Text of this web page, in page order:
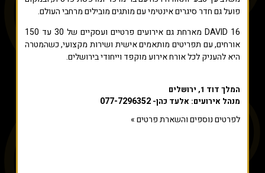
פועל גם חדר סיגרים אינטימי עם מותגים מובילים מרחבי העולם.
DAVID 16 מארחת גם אירועים פרטיים ועסקיים של 30 עד 150
אורחים, עם תפריטים מותאמים אישית ושירות מקצועי, כשהמטרה
היא להעניק לכל אורח אירוע מוקפד וייחודי בירושלים.
המלך דוד 1, ירושלים
מנהל אירועים: אלעד כהן- 077-7296352
לפרטים נוספים והשארת פרטים »